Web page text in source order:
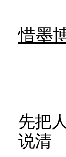
惜墨
先把
说清